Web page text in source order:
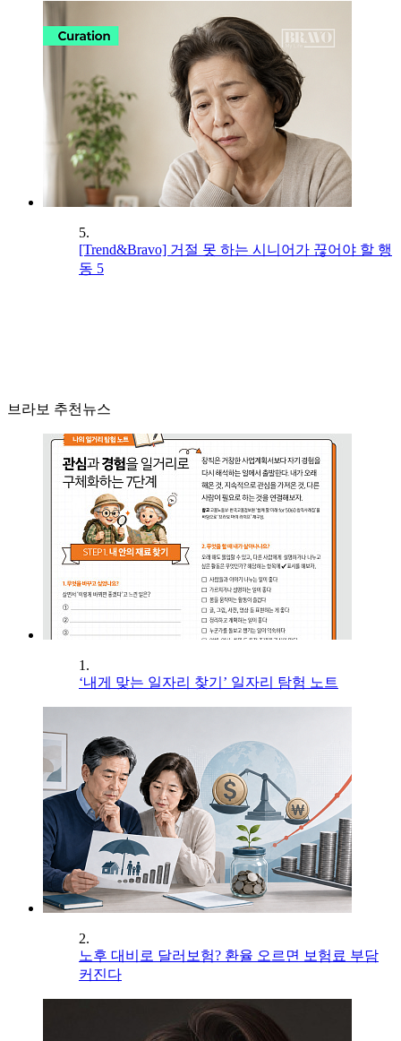
5.
[Trend&Bravo] 거절 못 하는 시니어가 끊어야 할 행
동 5
브라보 추천뉴스
1.
‘내게 맞는 일자리 찾기’ 일자리 탐험 노트
2.
노후 대비로 달러보험? 환율 오르면 보험료 부담
커진다